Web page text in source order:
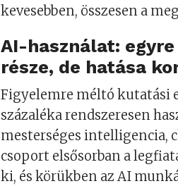
kevesebben, összesen a
AI-használat:
része, de hatása
Figyelemre méltó kutatási
százaléka rendszeresen
mesterséges intelligencia,
csoport elsősorban a
ki, és körükben az AI